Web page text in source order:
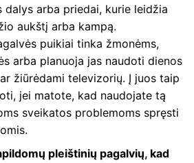
dalys arba priedai, kurie leidžia
aukštį arba kampą.
puikiai tinka žmonėms,
arba planuoja jas naudoti dienos
žiūrėdami televizorių. Į juos taip
jei matote, kad naudojate tą
sveikatos problemoms spręsti
pleištinių pagalvių, kad